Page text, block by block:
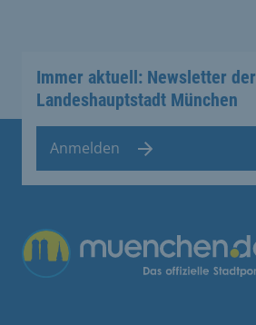
Immer aktuell: Newsletter der
Landeshauptstadt München
Anmelden
Übergreifende Links